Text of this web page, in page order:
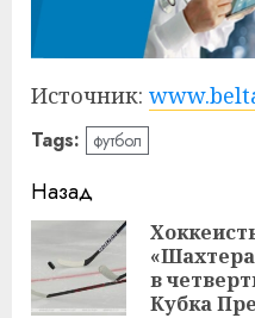
Источник:
Tags: футбол
Навигация
записи
Назад
в
Кубка